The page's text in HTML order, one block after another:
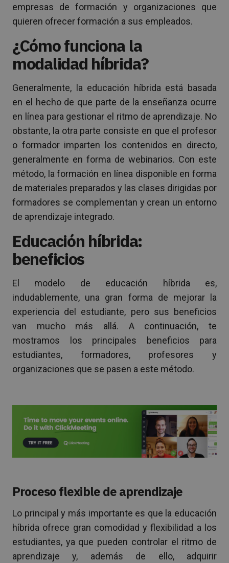
empresas de formación y organizaciones que
quieren ofrecer formación a sus empleados.
¿Cómo funciona la
modalidad híbrida?
Generalmente, la educación híbrida está basada
en el hecho de que parte de la enseñanza ocurre
en línea para gestionar el ritmo de aprendizaje. No
obstante, la otra parte consiste en que el profesor
o formador imparten los contenidos en directo,
generalmente en forma de webinarios. Con este
método, la formación en línea disponible en forma
de materiales preparados y las clases dirigidas por
formadores se complementan y crean un entorno
de aprendizaje integrado.
Educación híbrida:
beneficios
El modelo de educación híbrida es,
indudablemente, una gran forma de mejorar la
experiencia del estudiante, pero sus beneficios
van mucho más allá. A continuación, te
mostramos los principales beneficios para
estudiantes, formadores, profesores y
organizaciones que se pasen a este método.
Proceso flexible de aprendizaje
Lo principal y más importante es que la educación
híbrida ofrece gran comodidad y flexibilidad a los
estudiantes, ya que pueden controlar el ritmo de
aprendizaje y, además de ello, adquirir